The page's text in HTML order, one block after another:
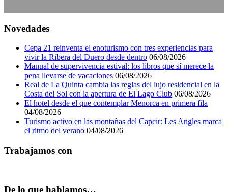
Novedades
Cepa 21 reinventa el enoturismo con tres experiencias para
vivir la Ribera del Duero desde dentro 06/08/2026
Manual de supervivencia estival: los libros que sí merece la
pena llevarse de vacaciones 06/08/2026
Real de La Quinta cambia las reglas del lujo residencial en la
Costa del Sol con la apertura de El Lago Club 06/08/2026
El hotel desde el que contemplar Menorca en primera fila
04/08/2026
Turismo activo en las montañas del Capcir: Les Angles marca
el ritmo del verano 04/08/2026
Trabajamos con